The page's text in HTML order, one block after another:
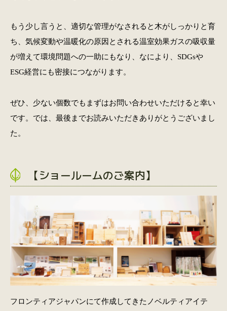
もう少し言うと、適切な管理がなされると木がしっかりと育
ち、気候変動や温暖化の原因とされる温室効果ガスの吸収量
が増えて環境問題への一助にもなり、なにより、SDGsや
ESG経営にも密接につながります。
ぜひ、少ない個数でもまずはお問い合わせいただけると幸い
です。では、最後までお読みいただきありがとうございまし
た。
【ショールームのご案内】
フロンティアジャパンにて作成してきたノベルティアイテ